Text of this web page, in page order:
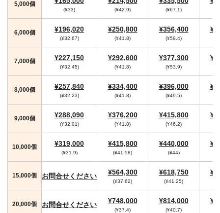
5,000個
(¥33) (¥42.9) (¥67.1)
6,000個 ¥196,020
(¥32.67)
¥250,800
(¥41.8)
¥356,400
(¥59.4)
7,000個 ¥227,150
(¥32.45)
¥292,600
(¥41.8)
¥377,300
(¥53.9)
8,000個 ¥257,840
(¥32.23)
¥334,400
(¥41.8)
¥396,000
(¥49.5)
9,000個 ¥288,090
(¥32.01)
¥376,200
(¥41.8)
¥415,800
(¥46.2)
10,000個 ¥319,000
(¥31.9)
¥415,800
(¥41.58)
¥440,000
(¥44)
15,000個 お問合せください ¥564,300
(¥37.62)
¥618,750
(¥41.25)
20,000個 お問合せください ¥748,000
(¥37.4)
¥814,000
(¥40.7)